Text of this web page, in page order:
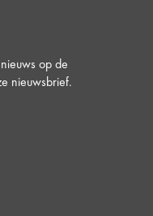
op de
nieuwsbrief.